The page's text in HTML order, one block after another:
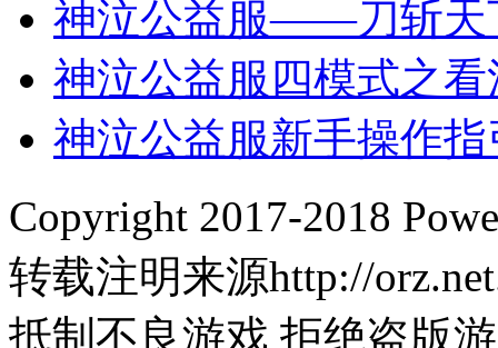
神泣公益服――刀斩天
神泣公益服四模式之看
神泣公益服新手操作
Copyright 2017-2018
转载注明来源http://
抵制不良游戏 拒绝盗版